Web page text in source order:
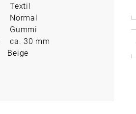
Textil
Normal
Gummi
ca. 30 mm
Beige